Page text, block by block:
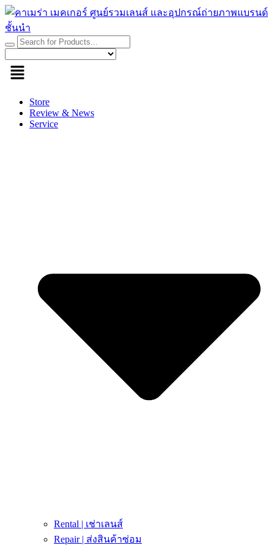
Skip
to
content
Store
Review & News
Service
Rental | เช่าเลนส์
Repair | ส่งสินค้าซ่อม